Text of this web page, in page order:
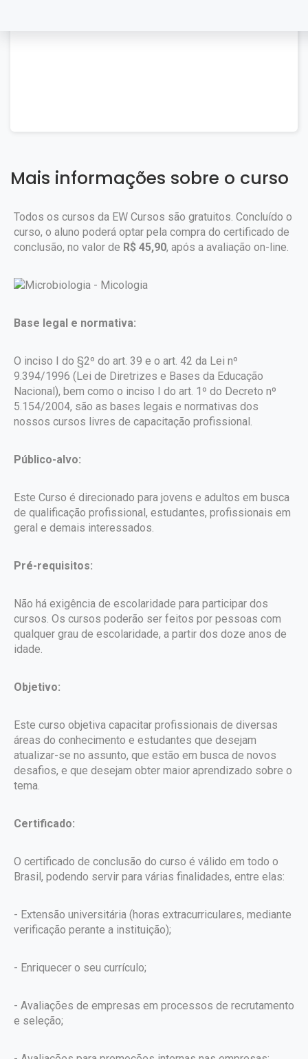
Mais informações sobre o curso
Todos os cursos da EW Cursos são gratuitos. Concluído o
curso, o aluno poderá optar pela compra do certificado de
conclusão, no valor de R$ 45,90, após a avaliação on-line.
Base legal e normativa:
O inciso I do §2º do art. 39 e o art. 42 da Lei nº
9.394/1996 (Lei de Diretrizes e Bases da Educação
Nacional), bem como o inciso I do art. 1º do Decreto nº
5.154/2004, são as bases legais e normativas dos
nossos cursos livres de capacitação profissional.
Público-alvo:
Este Curso é direcionado para jovens e adultos em busca
de qualificação profissional, estudantes, profissionais em
geral e demais interessados.
Pré-requisitos:
Não há exigência de escolaridade para participar dos
cursos. Os cursos poderão ser feitos por pessoas com
qualquer grau de escolaridade, a partir dos doze anos de
idade.
Objetivo:
Este curso objetiva capacitar profissionais de diversas
áreas do conhecimento e estudantes que desejam
atualizar-se no assunto, que estão em busca de novos
desafios, e que desejam obter maior aprendizado sobre o
tema.
Certificado:
O certificado de conclusão do curso é válido em todo o
Brasil, podendo servir para várias finalidades, entre elas:
- Extensão universitária (horas extracurriculares, mediante
verificação perante a instituição);
- Enriquecer o seu currículo;
- Avaliações de empresas em processos de recrutamento
e seleção;